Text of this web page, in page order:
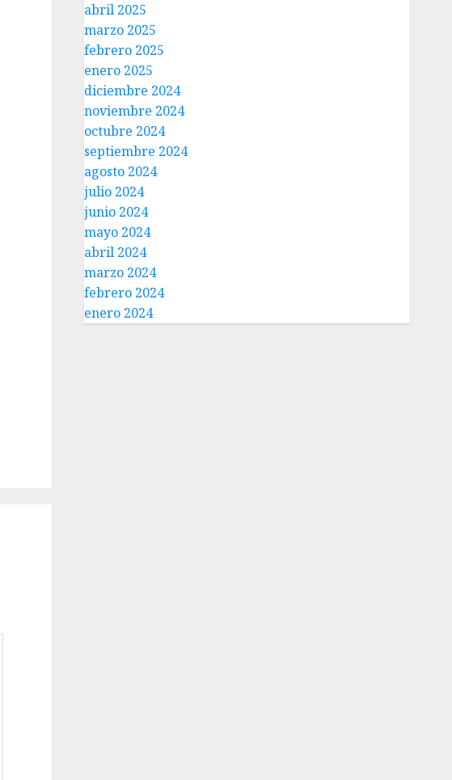
abril 2025
marzo 2025
febrero 2025
enero 2025
diciembre 2024
noviembre 2024
octubre 2024
septiembre 2024
agosto 2024
julio 2024
junio 2024
mayo 2024
abril 2024
marzo 2024
febrero 2024
enero 2024